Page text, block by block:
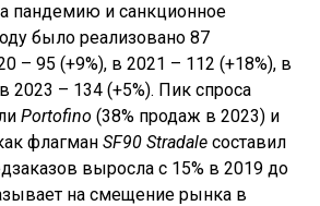
пандемию и санкционное
было реализовано 87
– 95 (+9%), в 2021 – 112 (+18%), в
2023 – 134 (+5%). Пик спроса
Portofino (38% продаж в 2023) и
флагманSF90 Stradale составил
выросла с 15% в 2019 до
на смещение рынка в